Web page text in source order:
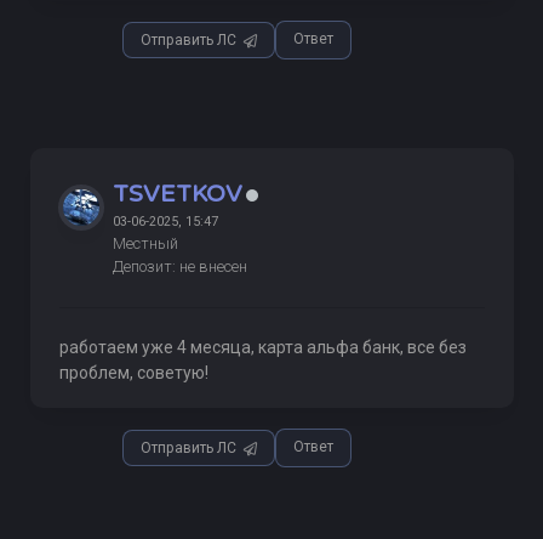
Отправить ЛС Ответ
TSVETKOV
03-06-2025, 15:47
Местный
Депозит: не внесен
работаем уже 4 месяца, карта альфа банк, все без
проблем, советую!
Отправить ЛС Ответ